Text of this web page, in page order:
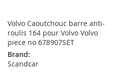
Volvo Caoutchouc barre anti-
roulis 164 pour Volvo Volvo
piece no 678907SET
Brand:
Scandcar